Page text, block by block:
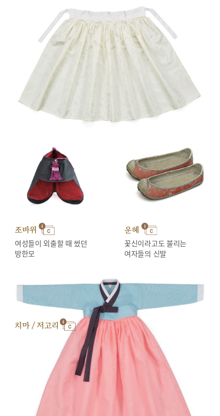
조바위
여성들이 외출할 때 썼던
방한모
운혜
꽃신이라고도 불리는
여자들의 신발
치마 / 저고리